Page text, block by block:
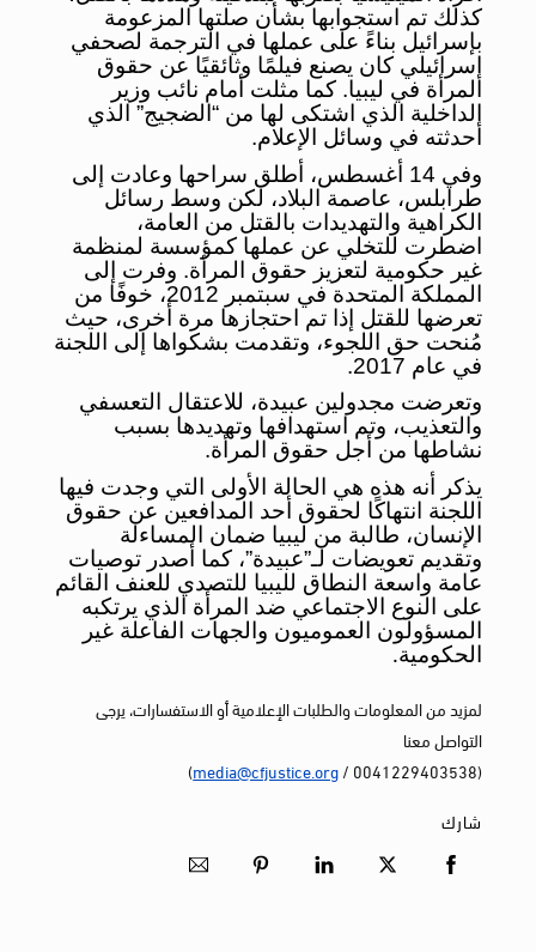
كذلك تم استجوابها بشأن صلتها المزعومة
بإسرائيل بناءً على عملها في الترجمة لصحفي
إسرائيلي كان يصنع فيلمًا وثائقيًا عن حقوق
المرأة في ليبيا. كما مثلت أمام نائب وزير
الداخلية الذي اشتكى لها من “الضجيج” الذي
أحدثته في وسائل الإعلام.
وفي 14 أغسطس، أطلق سراحها وعادت إلى
طرابلس، عاصمة البلاد، لكن وسط رسائل
الكراهية والتهديدات بالقتل من العامة،
اضطرت للتخلي عن عملها كمؤسسة لمنظمة
غير حكومية لتعزيز حقوق المرأة. وفرت إلى
المملكة المتحدة في سبتمبر 2012، خوفًا من
تعرضها للقتل إذا تم احتجازها مرة أخرى، حيث
مُنحت حق اللجوء، وتقدمت بشكواها إلى اللجنة
في عام 2017.
وتعرضت مجدولين عبيدة، للاعتقال التعسفي
والتعذيب، وتم استهدافها وتهديدها بسبب
نشاطها من أجل حقوق المرأة.
يذكر أنه هذه هي الحالة الأولى التي وجدت فيها
اللجنة انتهاكًا لحقوق أحد المدافعين عن حقوق
الإنسان، طالبة من ليبيا ضمان المساءلة
وتقديم تعويضات لـ”عبيدة”، كما أصدر توصيات
عامة واسعة النطاق لليبيا للتصدي للعنف القائم
على النوع الاجتماعي ضد المرأة الذي يرتكبه
المسؤولون العموميون والجهات الفاعلة غير
الحكومية.
لمزيد من المعلومات والطلبات الإعلامية أو الاستفسارات، يرجى
التواصل معنا
(0041229403538 /
media@cfjustice.org
)
شارك